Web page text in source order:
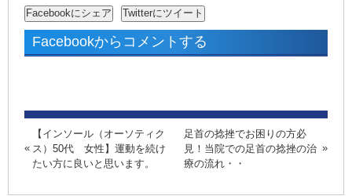
Facebookからコメントする
【インソール（オーソティク
ス）50代 女性】運動を続け
たい方に良いと思います。
足首の捻挫でお困りの方必
見！当院での足首の捻挫の治
療の流れ・・